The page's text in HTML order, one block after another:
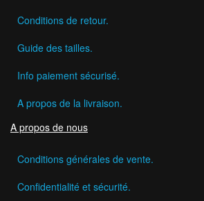
Conditions de retour.
Guide des tailles.
Info paiement sécurisé.
A propos de la livraison.
A propos de nous
Conditions générales de vente.
Confidentialité et sécurité.